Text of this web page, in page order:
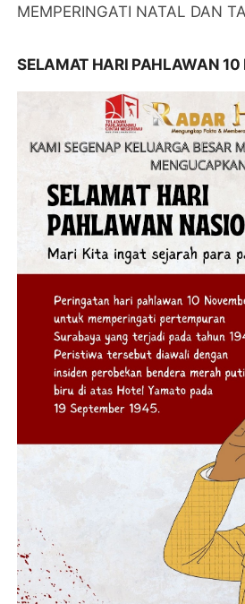
MEMPERINGATI NATAL DAN
SELAMAT HARI PAHLAWAN